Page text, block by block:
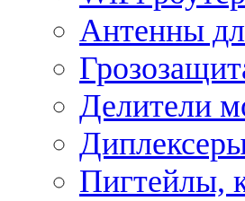
Антенны
Делители
Пигтейлы,